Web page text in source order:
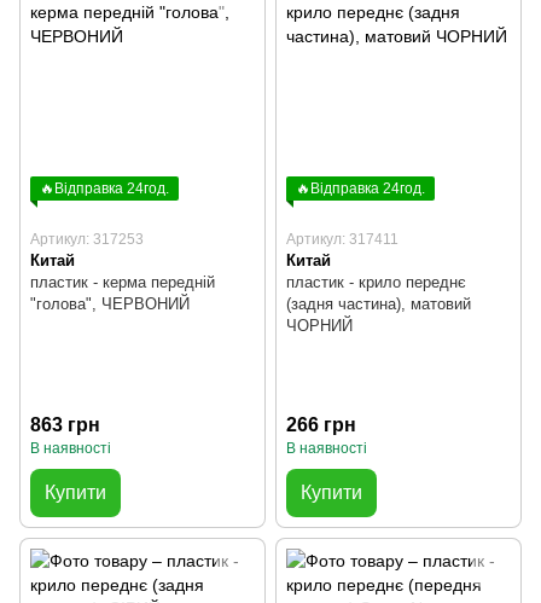
🔥Відправка 24год.
Артикул: 317253
Китай
пластик - керма передній
"голова", ЧЕРВОНИЙ
863 грн
В наявності
Купити
🔥Відправка 24год.
Артикул: 317411
Китай
пластик - крило переднє
(задня частина), матовий
ЧОРНИЙ
266 грн
В наявності
Купити